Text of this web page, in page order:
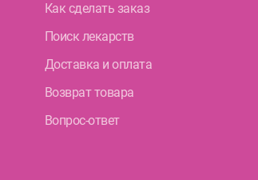
Как сделать заказ
Поиск лекарств
Доставка и оплата
Возврат товара
Вопрос-ответ